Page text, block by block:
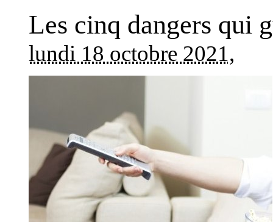
Les cinq dangers qui
lundi 18 octobre 2021,